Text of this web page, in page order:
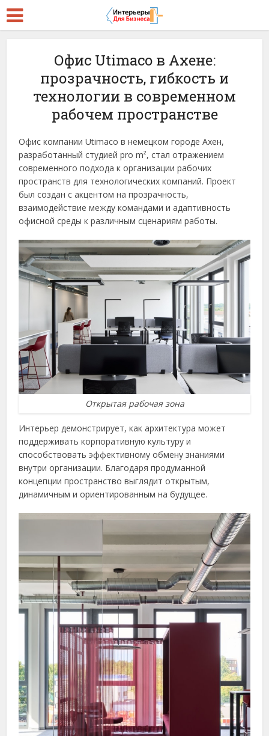
Офис Utimaco в Ахене:
прозрачность, гибкость и
технологии в современном
рабочем пространстве
Офис компании Utimaco в немецком городе Ахен,
разработанный студией pro m², стал отражением
современного подхода к организации рабочих
пространств для технологических компаний. Проект
был создан с акцентом на прозрачность,
взаимодействие между командами и адаптивность
офисной среды к различным сценариям работы.
Открытая рабочая зона
Интерьер демонстрирует, как архитектура может
поддерживать корпоративную культуру и
способствовать эффективному обмену знаниями
внутри организации. Благодаря продуманной
концепции пространство выглядит открытым,
динамичным и ориентированным на будущее.